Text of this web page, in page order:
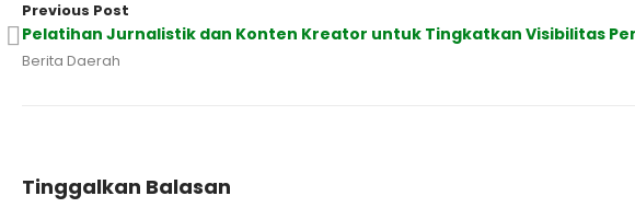
Previous Post
Pelatihan Jurnalistik dan Konten Kreator untuk Tingkatkan Visibilitas
Berita Daerah
Tinggalkan Balasan